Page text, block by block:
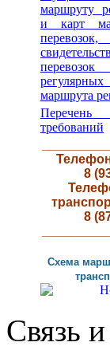
маршруту
и карт
маршрута
требований
8
8
Схема
Связь